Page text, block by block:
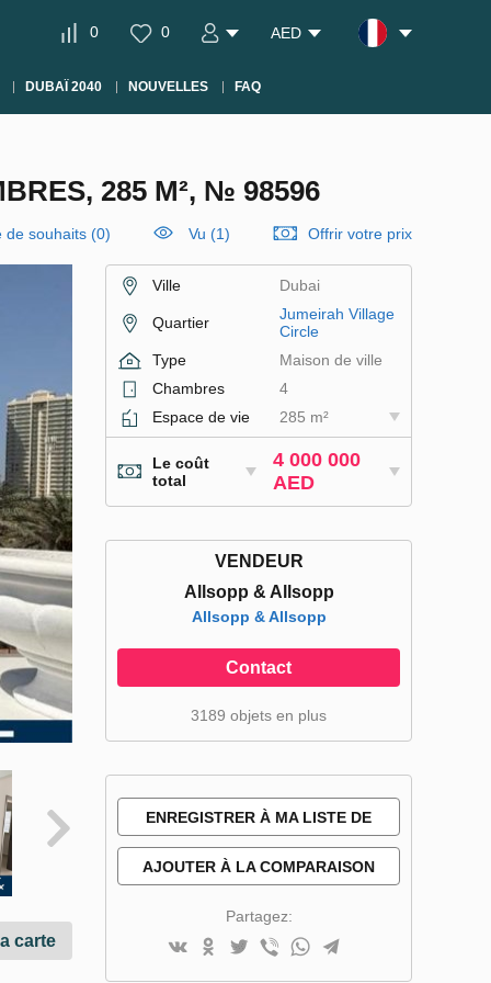
0 0 AED
DUBAÏ 2040 NOUVELLES FAQ
285 M², № 98596
de souhaits (0) Vu (1) Offrir votre prix
carte
Ville Dubai
Quartier
Jumeirah Village
Circle
Type
Maison de ville
Chambres
4
Espace de vie
285 m²
Le coût
total
4 000 000
AED
VENDEUR
Allsopp & Allsopp
Allsopp & Allsopp
Contact
3189 objets en plus
ENREGISTRER À MA LISTE DE
SOUHAITS
AJOUTER À LA COMPARAISON
Partagez: